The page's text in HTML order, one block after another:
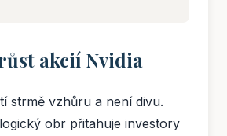
akcií Nvidia
strmě vzhůru a není divu.
obr přitahuje investory